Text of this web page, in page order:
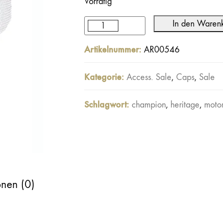
35,00€
19,50€.
Champion
Trucker
Menge
In den
Artikelnummer: AR00546
Kategorie: Access. Sale, Caps, Sale
Schlagwort: champion, heritage,
(0)